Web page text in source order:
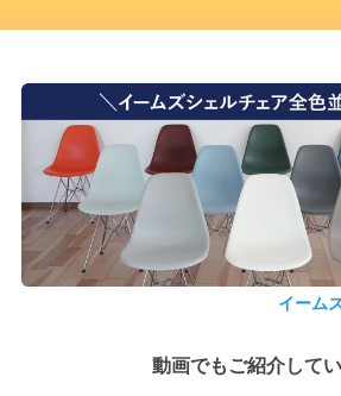
検
イーム
動画でもご紹介して